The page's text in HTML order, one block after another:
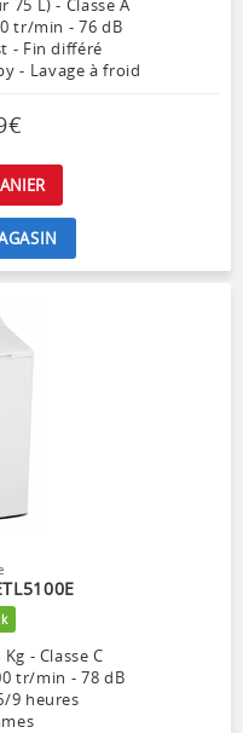
75 L) - Classe A
tr/min - 76 dB
- Fin différé
- Lavage à froid
€
- Classe C
tr/min - 78 dB
9 heures